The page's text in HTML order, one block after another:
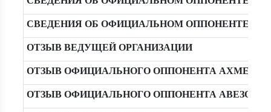
СВЕДЕНИЯ ОБ ОФИЦИАЛЬНОМ ОППОНЕНТЕ
ОТЗЫВ ВЕДУЩЕЙ ОРГАНИЗАЦИИ
ОТЗЫВ ОФИЦИАЛЬНОГО ОППОНЕНТА АХМЕДОВ
ОТЗЫВ ОФИЦИАЛЬНОГО ОППОНЕНТА АВЕЗОВ